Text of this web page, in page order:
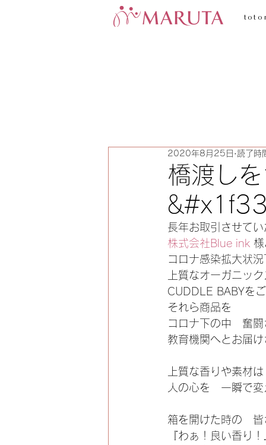
橋渡し
2020年8月25日 読了時
長年お取引させて
株式会社Blue ink
コロナ感染拡大状
上質なオーガニッ
CUDDLE BABYを
それら商品を
コロナ下の中　奮
教育機関へとお届
上質な香りや素材は
人の心を　一瞬で
箱を開けた時の　
『わぁ！良い香り